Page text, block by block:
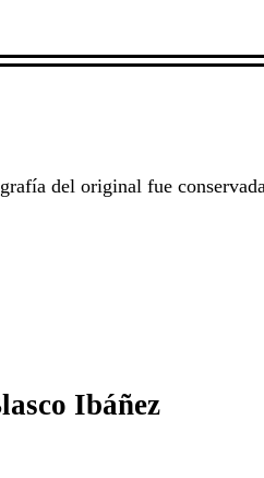
del original fue
Ibáñez